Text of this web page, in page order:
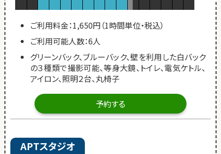
ご利用料金：1,650円（1時間単位・税込）
ご利用可能人数：6人
グリーンバック、ブルーバック、壁を利用した白バック
の３種類で撮影可能、等身大鏡、トイレ、電気ケトル、
アイロン、照明２台、丸椅子
予約する
APTスタジオ